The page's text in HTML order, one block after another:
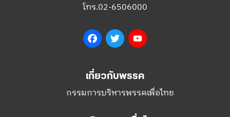
โทร.02-6506000
FacebookTwitter
เกี่ยวกับพรรค
กรรมการบริหารพรรคเพื่อไทย